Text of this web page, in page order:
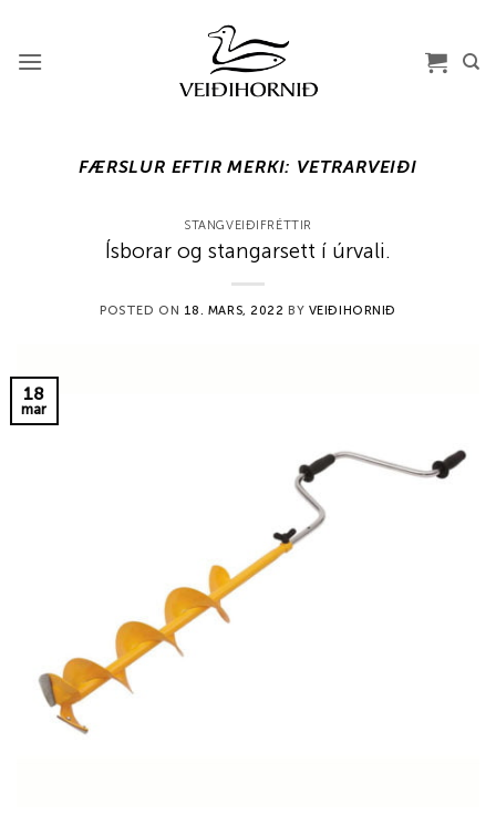
content
FÆRSLUR EFTIR MERKI: VETRARVEIÐI
STANGVEIÐIFRÉTTIR
Ísborar og stangarsett í úrvali.
POSTED ON 18. MARS, 2022 BY VEIÐIHORNIÐ
18
mar